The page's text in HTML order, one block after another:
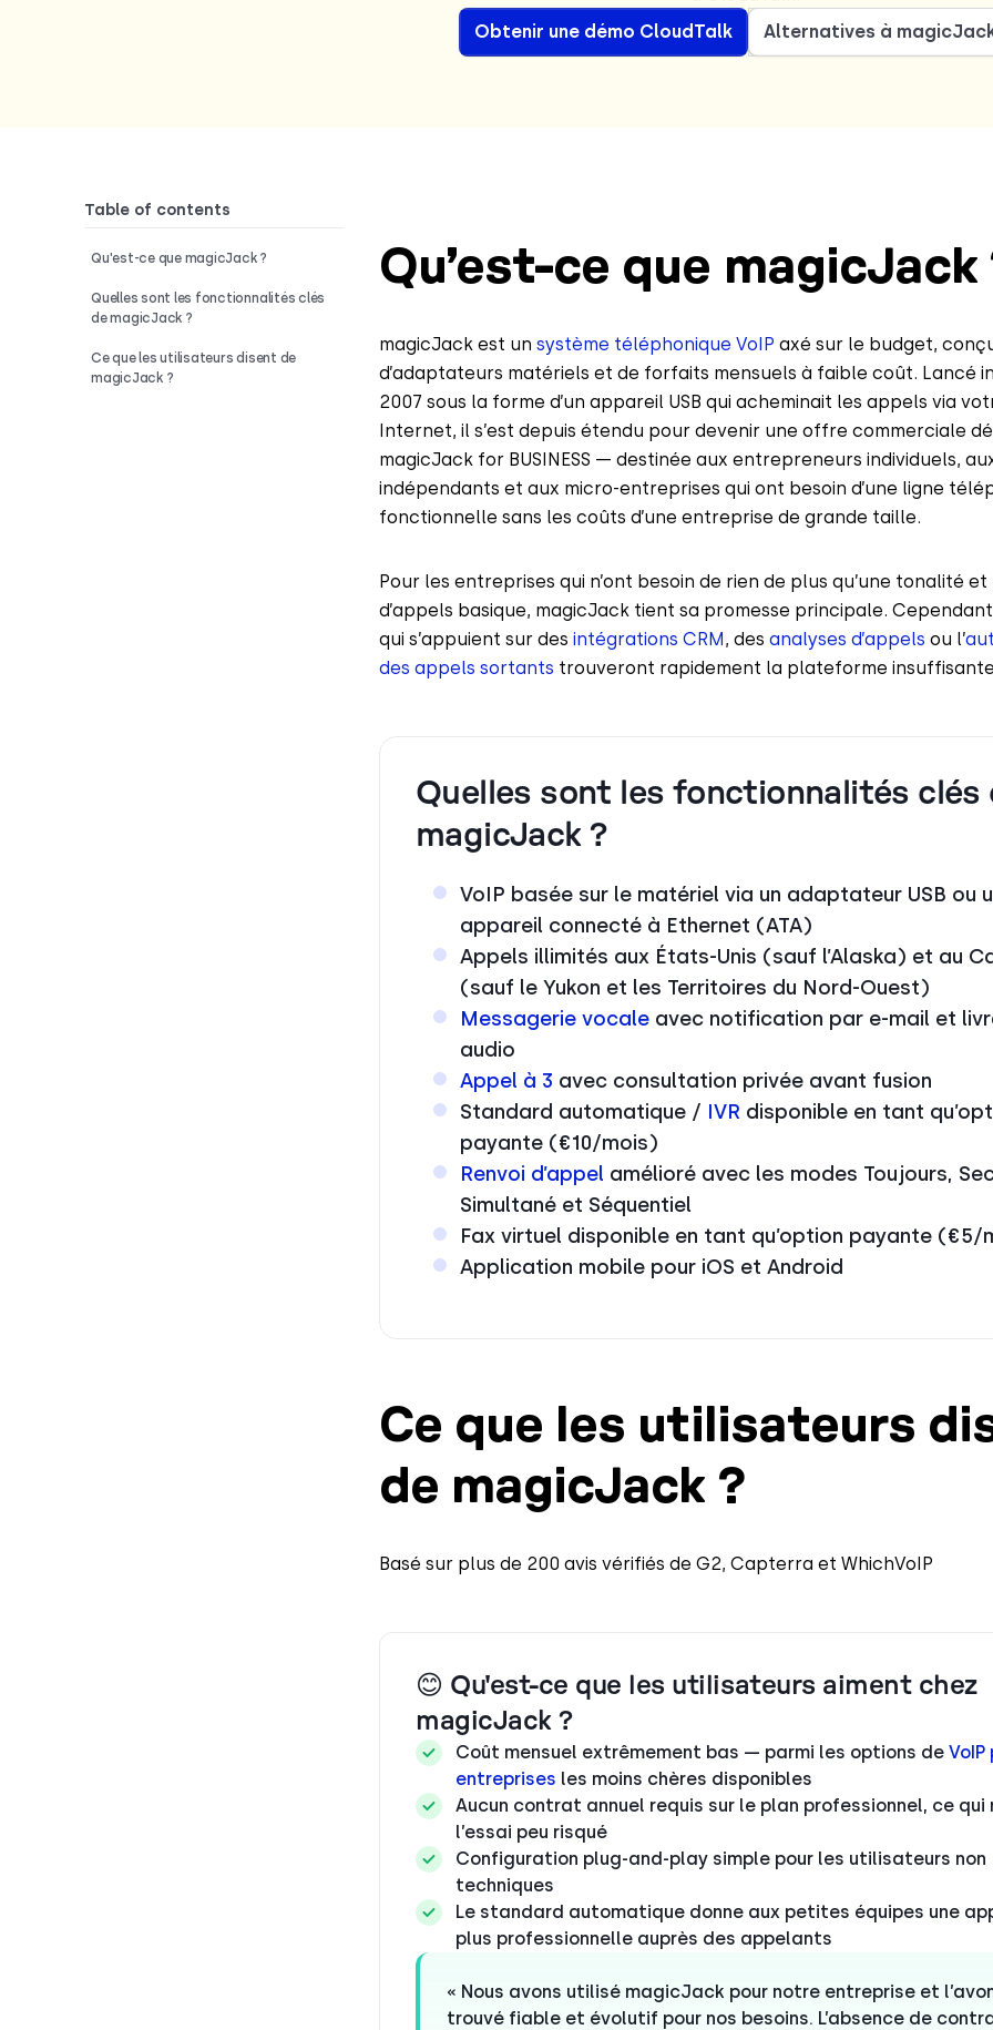
Obtenir une démo CloudTalk
Alternatives à
Table of contents
Qu'est-ce que magicJack ?
Quelles sont les fonctionnalités clés
de magicJack ?
Ce que les utilisateurs disent de
magicJack ?
Qu’est-ce que magicJack
magicJack est un système téléphonique VoIP axé sur le budget,
d’adaptateurs matériels et de forfaits mensuels à faible coût. Lancé
2007 sous la forme d’un appareil USB qui acheminait les appels via
Internet, il s’est depuis étendu pour devenir une offre commerciale
magicJack for BUSINESS — destinée aux entrepreneurs individuels,
indépendants et aux micro-entreprises qui ont besoin d’une ligne
fonctionnelle sans les coûts d’une entreprise de grande taille.
Pour les entreprises qui n’ont besoin de rien de plus qu’une tonalité
d’appels basique, magicJack tient sa promesse principale.
qui s’appuient sur des intégrations CRM, des analyses d’appels ou l’
des appels sortants trouveront rapidement la plateforme
Quelles sont les fonctionnalités clés
magicJack ?
VoIP basée sur le matériel via un adaptateur USB ou
appareil connecté à Ethernet (ATA)
Appels illimités aux États-Unis (sauf l’Alaska) et au
(sauf le Yukon et les Territoires du Nord-Ouest)
Messagerie vocale avec notification par e-mail et
audio
Appel à 3 avec consultation privée avant fusion
Standard automatique / IVR disponible en tant
payante (€10/mois)
Renvoi d’appel amélioré avec les modes Toujours,
Simultané et Séquentiel
Fax virtuel disponible en tant qu’option payante (€5/
Application mobile pour iOS et Android
Ce que les utilisateurs
de magicJack ?
Basé sur plus de 200 avis vérifiés de G2, Capterra et WhichVoIP
😊 Qu'est-ce que les utilisateurs aiment chez
magicJack ?
Coût mensuel extrêmement bas — parmi les options de VoIP
entreprises les moins chères disponibles
Aucun contrat annuel requis sur le plan professionnel, ce qui
l’essai peu risqué
Configuration plug-and-play simple pour les utilisateurs non
techniques
Le standard automatique donne aux petites équipes une
plus professionnelle auprès des appelants
« Nous avons utilisé magicJack pour notre entreprise et
trouvé fiable et évolutif pour nos besoins. L’absence de